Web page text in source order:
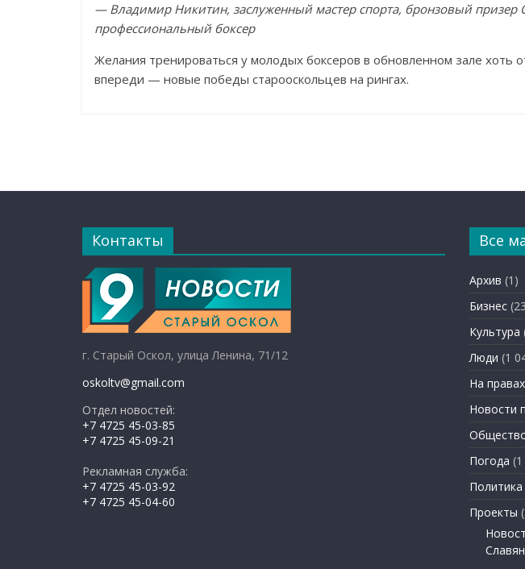
— Владимир Никитин, заслуженный мастер спорта, бронзовый призер
профессиональный боксер
Желания тренироваться у молодых боксеров в обновленном зале хоть
впереди — новые победы старооскольцев на рингах.
Контакты
г. Старый Оскол, улица Ленина, 71/12
oskoltv@gmail.com
Отдел новостей:
+7 4725 45-03-85
+7 4725 45-09-21
Рекламная служба:
+7 4725 45-03-92
+7 4725 45-04-60
Все
Архив (1)
Бизнес
Культура
Люди (1
На
Новости
Погода
Политика
Проекты